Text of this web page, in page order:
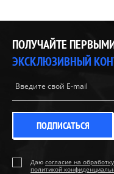
ПОЛУЧАЙТЕ
ЭКСКЛЮЗИВНЫЙ
ПОДПИСАТЬСЯ
Даю согласие на
политикой